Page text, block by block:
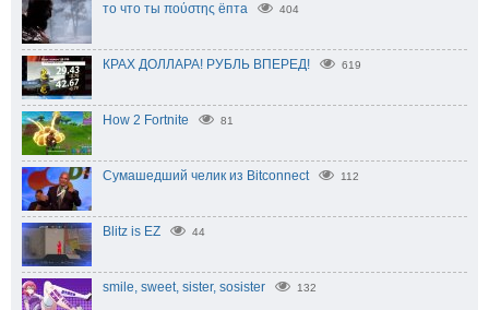
то что ты πούστης ёпта 404
КРАХ ДОЛЛАРА! РУБЛЬ ВПЕРЕД! 619
How 2 Fortnite 81
Сумашедший челик из Bitconnect 112
Blitz is EZ 44
smile, sweet, sister, sosister 132